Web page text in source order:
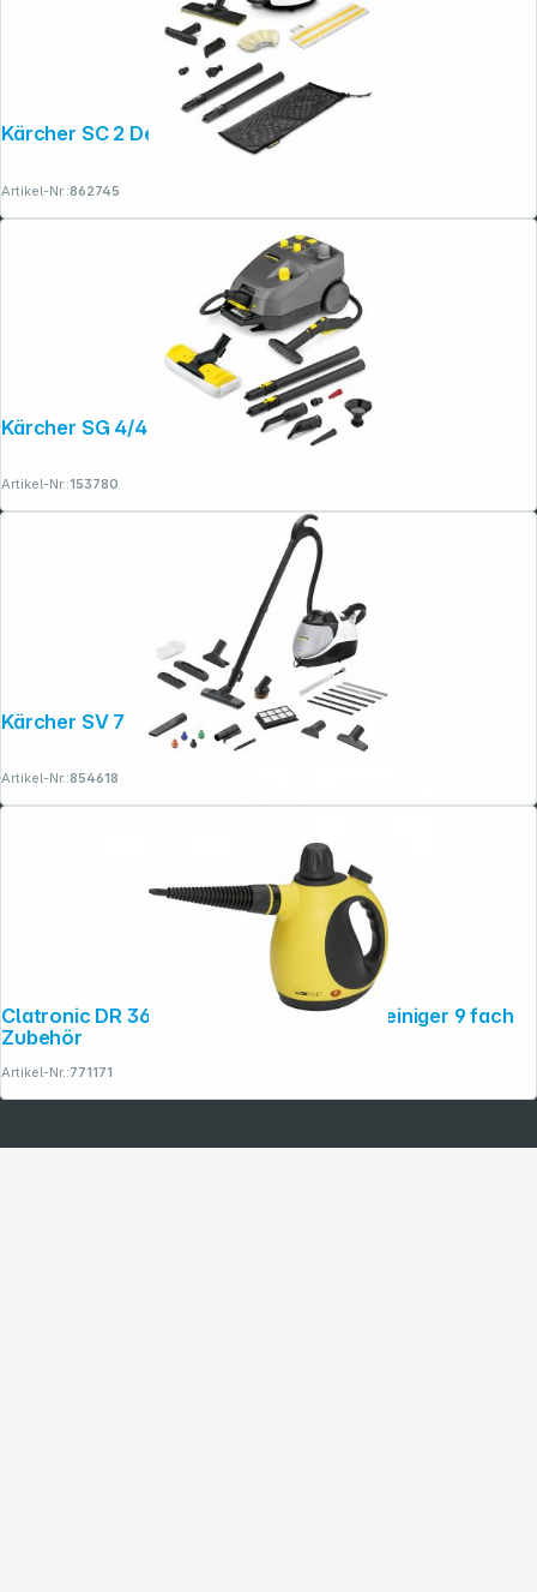
Kärcher SC 2 Deluxe
Artikel-Nr.:862745
Kärcher SG 4/4
Artikel-Nr.:153780
Kärcher SV 7
Artikel-Nr.:854618
Clatronic DR 3653 gelb-schwarz Dampfreiniger 9 fach
Zubehör
Artikel-Nr.:771171
Copyright © 2001 - 2026 dexxIT. Alle Rechte vorbehalten.